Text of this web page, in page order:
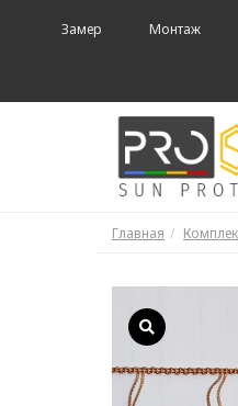
Замер Монтаж
Главная